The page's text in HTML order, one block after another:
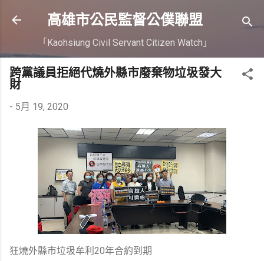
跳到主要內容
高雄市公民監督公僕聯盟
「Kaohsiung Civil Servant Citizen Watch」
跨黨議員拒絕代燒外縣市廢棄物垃圾發大
財
- 5月 19, 2020
狂燒外縣市垃圾牟利20年合約到期